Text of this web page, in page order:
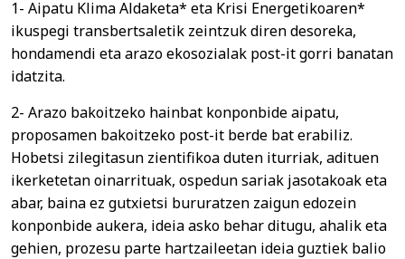
1- Aipatu Klima Aldaketa* eta Krisi Energetikoaren*
ikuspegi transbertsaletik zeintzuk diren desoreka,
hondamendi eta arazo ekosozialak post-it gorri banatan
idatzita.
2- Arazo bakoitzeko hainbat konponbide aipatu,
proposamen bakoitzeko post-it berde bat erabiliz.
Hobetsi zilegitasun zientifikoa duten iturriak, adituen
ikerketetan oinarrituak, ospedun sariak jasotakoak eta
abar, baina ez gutxietsi bururatzen zaigun edozein
konponbide aukera, ideia asko behar ditugu, ahalik eta
gehien, prozesu parte hartzaileetan ideia guztiek balio